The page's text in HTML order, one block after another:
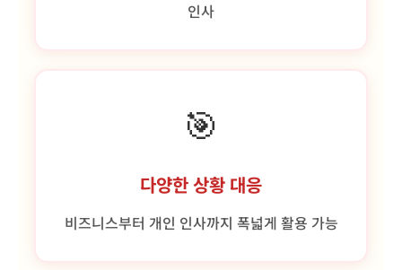
인사
🎯
다양한 상황 대응
비즈니스부터 개인 인사까지 폭넓게 활용 가능